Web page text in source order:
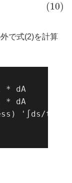
(10)
で式(2)を計算
* dA
* dA
'∫ds/t